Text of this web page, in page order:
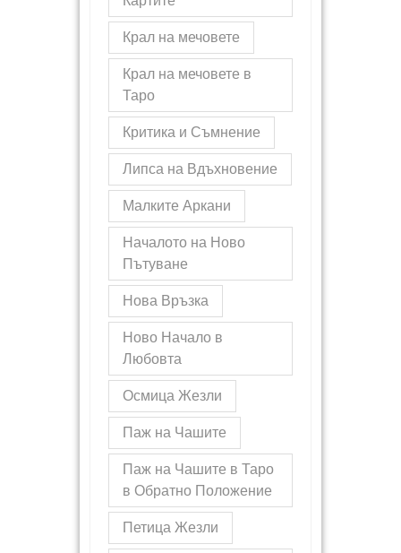
Крал на мечовете
Крал на мечовете в
Таро
Критика и Съмнение
Липса на Вдъхновение
Малките Аркани
Началото на Ново
Пътуване
Нова Връзка
Ново Начало в
Любовта
Осмица Жезли
Паж на Чашите
Паж на Чашите в Таро
в Обратно Положение
Петица Жезли